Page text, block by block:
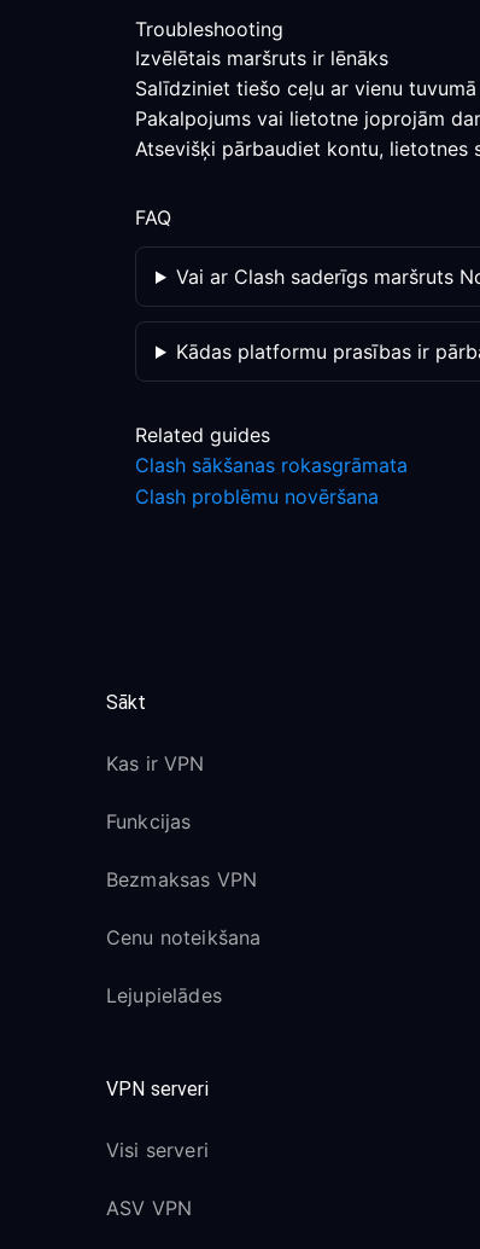
Troubleshooting
Izvēlētais maršruts ir lēnāks
Salīdziniet tiešo ceļu ar vienu
Pakalpojums vai lietotne joprojām
Atsevišķi pārbaudiet kontu, lietotnes
FAQ
Vai ar Clash saderīgs maršruts
Kādas platformu prasības ir
Related guides
Clash sākšanas rokasgrāmata
Clash problēmu novēršana
Sākt
Kas ir VPN
Funkcijas
Bezmaksas VPN
Cenu noteikšana
Lejupielādes
VPN serveri
Visi serveri
ASV VPN